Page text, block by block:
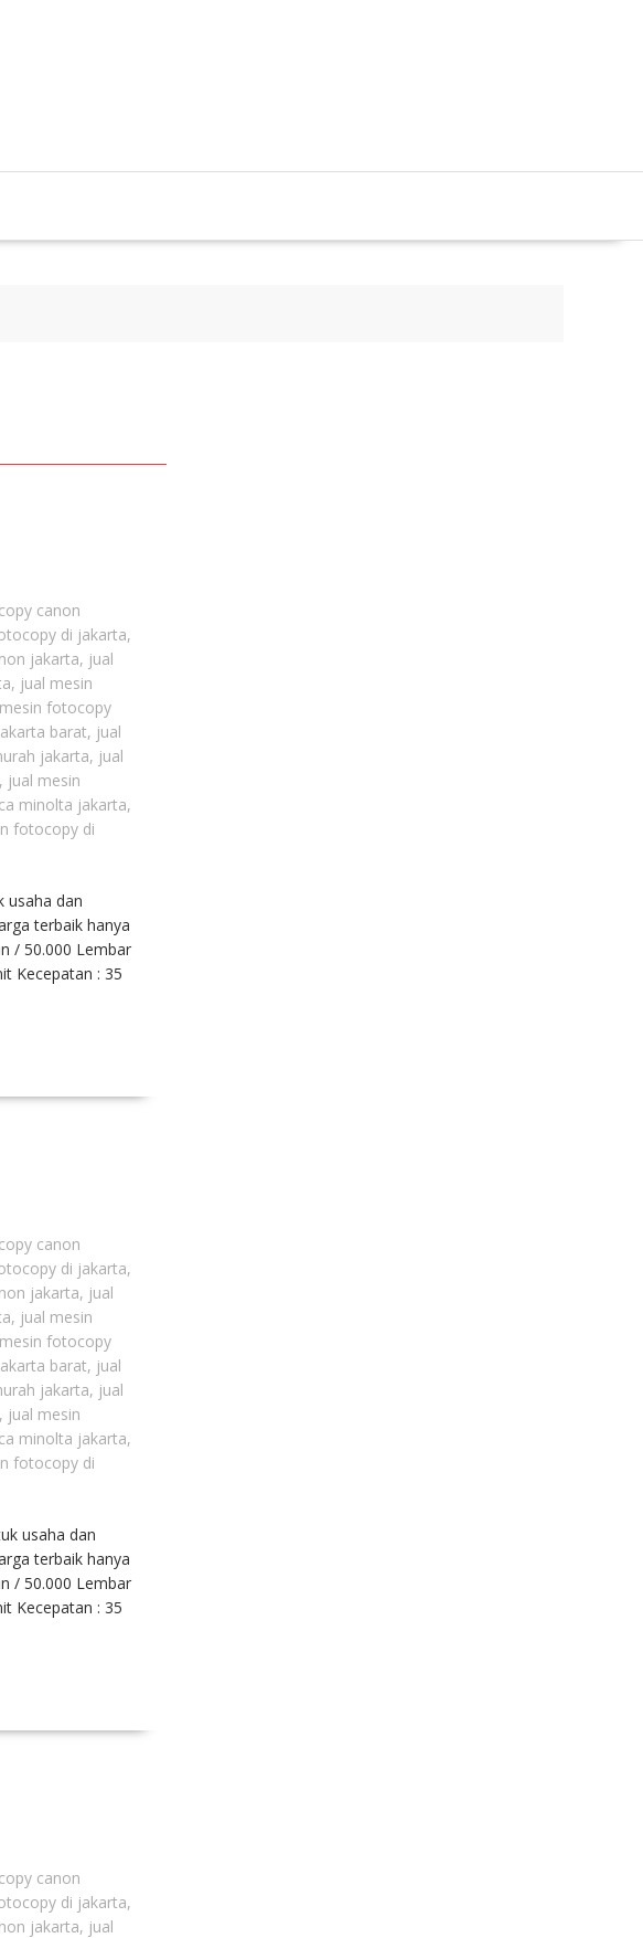
canon
di jakarta,
jakarta, jual
, jual mesin
fotocopy
barat, jual
jakarta, jual
, jual mesin
minolta jakarta,
fotocopy di
usaha dan
terbaik hanya
/ 50.000 Lembar
Kecepatan : 35
canon
di jakarta,
jakarta, jual
, jual mesin
fotocopy
barat, jual
jakarta, jual
, jual mesin
minolta jakarta,
fotocopy di
usaha dan
terbaik hanya
/ 50.000 Lembar
Kecepatan : 35
canon
di jakarta,
jakarta, jual